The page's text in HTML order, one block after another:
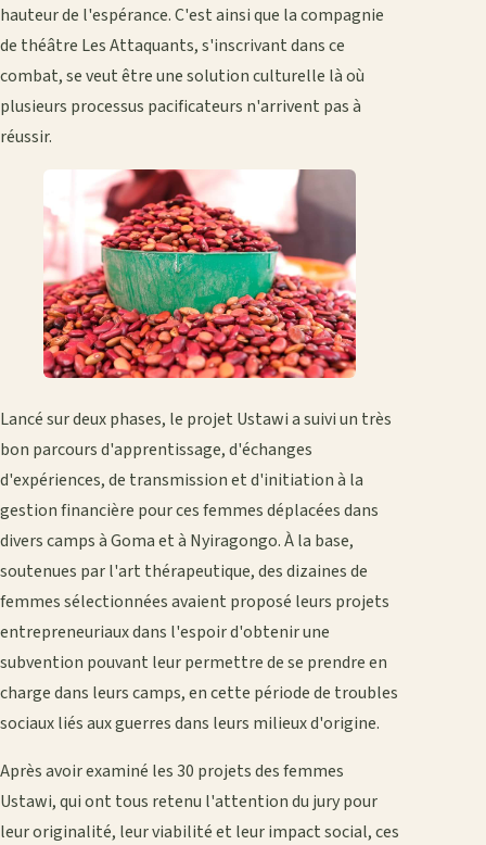
hauteur de l'espérance. C'est ainsi que la compagnie
de théâtre Les Attaquants, s'inscrivant dans ce
combat, se veut être une solution culturelle là où
plusieurs processus pacificateurs n'arrivent pas à
réussir.
Lancé sur deux phases, le projet Ustawi a suivi un très
bon parcours d'apprentissage, d'échanges
d'expériences, de transmission et d'initiation à la
gestion financière pour ces femmes déplacées dans
divers camps à Goma et à Nyiragongo. À la base,
soutenues par l'art thérapeutique, des dizaines de
femmes sélectionnées avaient proposé leurs projets
entrepreneuriaux dans l'espoir d'obtenir une
subvention pouvant leur permettre de se prendre en
charge dans leurs camps, en cette période de troubles
sociaux liés aux guerres dans leurs milieux d'origine.
Après avoir examiné les 30 projets des femmes
Ustawi, qui ont tous retenu l'attention du jury pour
leur originalité, leur viabilité et leur impact social, ces